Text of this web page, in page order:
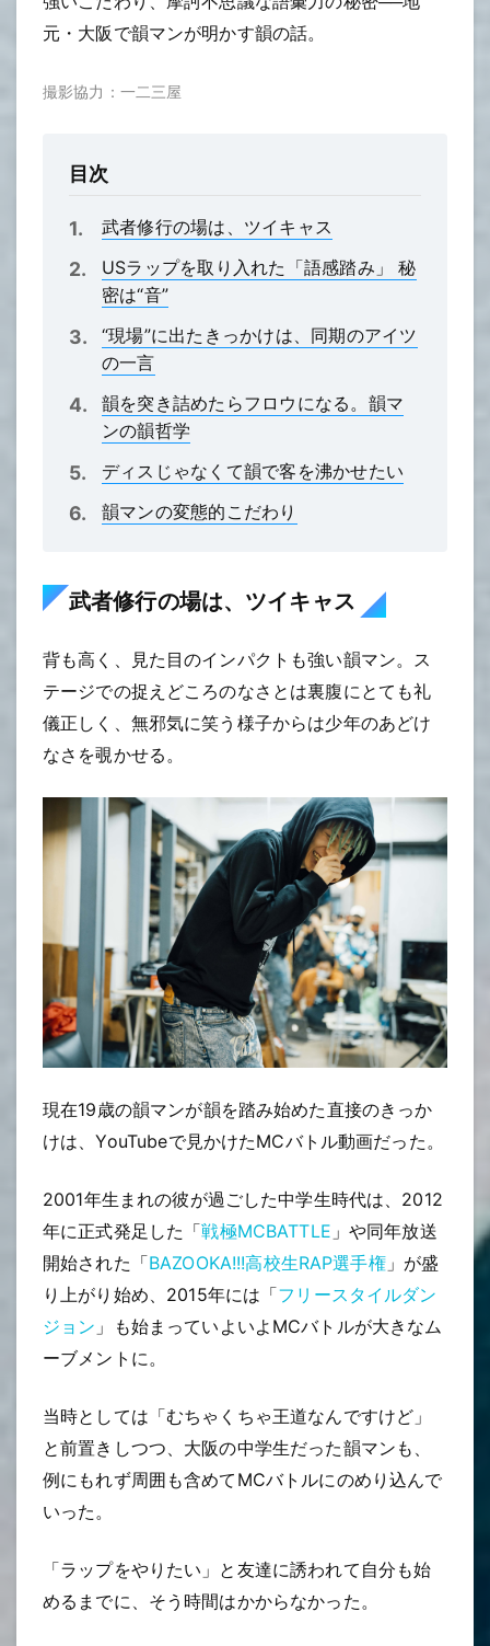
元・大阪で韻マンが明かす韻の話。
撮影協力：一二三屋
目次
武者修行の場は、ツイキャス
USラップを取り入れた「語感踏み」 秘
密は“音”
“現場”に出たきっかけは、同期のアイツ
の一言
韻を突き詰めたらフロウになる。韻マ
ンの韻哲学
ディスじゃなくて韻で客を沸かせたい
韻マンの変態的こだわり
武者修行の場は、ツイキャス
背も高く、見た目のインパクトも強い韻マン。ス
テージでの捉えどころのなさとは裏腹にとても礼
儀正しく、無邪気に笑う様子からは少年のあどけ
なさを覗かせる。
現在19歳の韻マンが韻を踏み始めた直接のきっか
けは、YouTubeで見かけたMCバトル動画だった。
2001年生まれの彼が過ごした中学生時代は、2012
年に正式発足した「戦極MCBATTLE 」や同年放送
開始された「BAZOOKA!!!高校生RAP選手権」が盛
り上がり始め、2015年には「フリースタイルダン
ジョン 」も始まっていよいよMCバトルが大きなム
ーブメントに。
当時としては「むちゃくちゃ王道なんですけど」
と前置きしつつ、大阪の中学生だった韻マンも、
例にもれず周囲も含めてMCバトルにのめり込んで
いった。
「ラップをやりたい」と友達に誘われて自分も始
めるまでに、そう時間はかからなかった。